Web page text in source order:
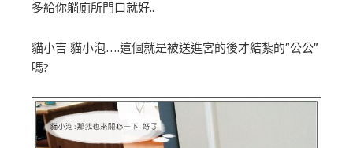
多給你躺廁所門口就好..
貓小吉 貓小泡….這個就是被送進宮的後才結紮的”公公”
嗎?